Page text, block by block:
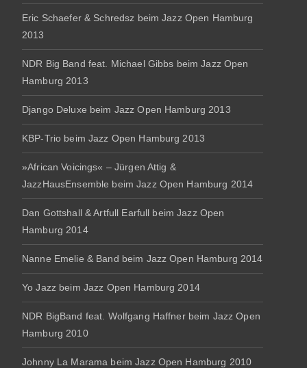
Eric Schaefer & Schredsz beim Jazz Open Hamburg
2013
NDR Big Band feat. Michael Gibbs beim Jazz Open
Hamburg 2013
Django Deluxe beim Jazz Open Hamburg 2013
KBP-Trio beim Jazz Open Hamburg 2013
»African Voicings« – Jürgen Attig &
JazzHausEnsemble beim Jazz Open Hamburg 2014
Dan Gottshall & Artfull Earfull beim Jazz Open
Hamburg 2014
Nanne Emelie & Band beim Jazz Open Hamburg 2014
Yo Jazz beim Jazz Open Hamburg 2014
NDR BigBand feat. Wolfgang Haffner beim Jazz Open
Hamburg 2010
Johnny La Marama beim Jazz Open Hamburg 2010